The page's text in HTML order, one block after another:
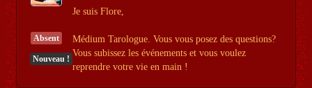
Absent
Nouveau !
Je suis Flore,
Médium Tarologue. Vous vous posez des questions?
Vous subissez les événements et vous voulez
reprendre votre vie en main !